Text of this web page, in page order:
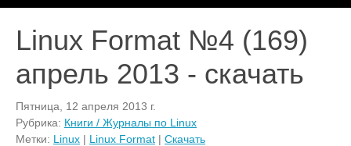
Linux Format №4 (169)
апрель 2013 - скачать
Пятница, 12 апреля 2013 г.
Рубрика: Книги / Журналы по Linux
Метки: Linux | Linux Format | Скачать